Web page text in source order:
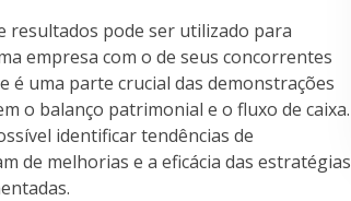
resultados pode ser utilizado para
empresa com o de seus concorrentes
é uma parte crucial das demonstrações
o balanço patrimonial e o fluxo de caixa.
identificar tendências de
de melhorias e a eficácia das estratégias